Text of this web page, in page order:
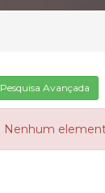
Pesquisa Avançada
Nenhum